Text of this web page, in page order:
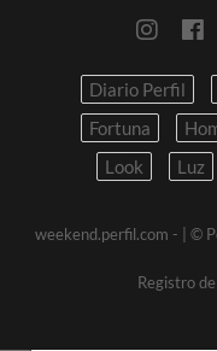
Diario Perfil
Fortuna
Look
Luz
weekend.perfil.com -
| ©
Registro